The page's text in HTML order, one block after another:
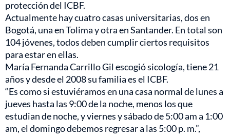
protección del ICBF.
Actualmente hay cuatro casas universitarias, dos en
Bogotá, una en Tolima y otra en Santander. En total son
104 jóvenes, todos deben cumplir ciertos requisitos
para estar en ellas.
María Fernanda Carrillo Gil escogió sicología, tiene 21
años y desde el 2008 su familia es el ICBF.
“Es como si estuviéramos en una casa normal de lunes a
jueves hasta las 9:00 de la noche, menos los que
estudian de noche, y viernes y sábado de 5:00 am a 1:00
am, el domingo debemos regresar a las 5:00 p. m.”,